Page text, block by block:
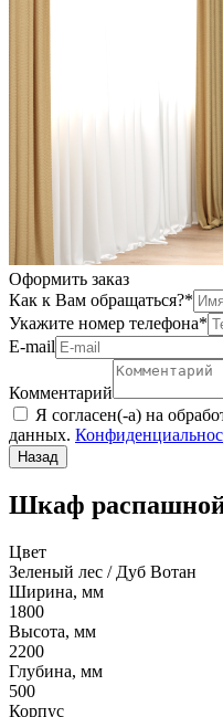
Оформить заказ
Как к Вам обращаться?*
Укажите номер телефона*
Е-mail
Комментарий
Я согласен(-а) на
данных.
Назад
Шкаф
Цвет
Зеленый лес / Дуб Вотан
Ширина, мм
1800
Высота, мм
2200
Глубина, мм
500
Корпус